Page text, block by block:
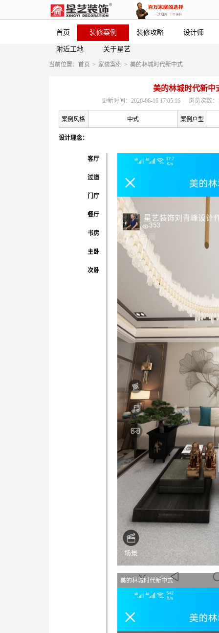
首页 装修案例 装修攻略 设计师
附近工地 关于星艺
当前位置： 首页 > 家装案例 > 美的林城时代新中式
美的林城时代新中
更新时间：2020-06-16 17:05:16 浏览次数：
案例风格 中式 案例户型
设计理念：
客厅
过道
门厅
餐厅
书房
主卧
次卧
美的林城时代新中式